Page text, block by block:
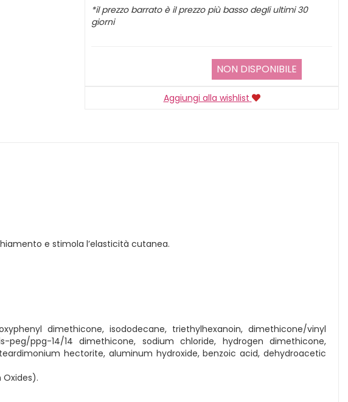
*il prezzo barrato è il prezzo più basso degli ultimi 30
giorni
NON DISPONIBILE
Aggiungi alla wishlist
e stimola l’elasticità cutanea.
dimethicone, isododecane, triethylhexanoin, dimethicone/vinyl
peg/ppg-14/14 dimethicone, sodium chloride, hydrogen dimethicone,
hectorite, aluminum hydroxide, benzoic acid, dehydroacetic